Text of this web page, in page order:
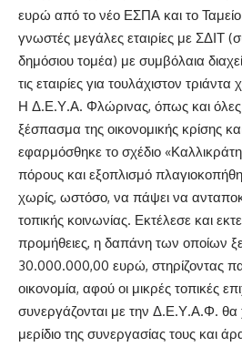
ευρώ από το νέο ΕΣΠΑ και το
γνωστές μεγάλες εταιρίες με ΣΔΙΤ
δημόσιου τομέα) με συμβόλαια
τις εταιρίες για τουλάχιστον τριάντα
Η Δ.Ε.Υ.Α. Φλώρινας, όπως και
ξέσπασμα της οικονομικής κρίσης
εφαρμόσθηκε το σχέδιο
πόρους και εξοπλισμό
χωρίς, ωστόσο, να πάψει να
τοπικής κοινωνίας. Εκτέλεσε και
προμήθειες, η δαπάνη των οποίων
30.000.000,00 ευρώ, στηρίζοντας
οικονομία, αφού οι μικρές τοπικές
συνεργάζονται με την Δ.Ε.Υ.Α.Φ. θα
μερίδιο της συνεργασίας τους και